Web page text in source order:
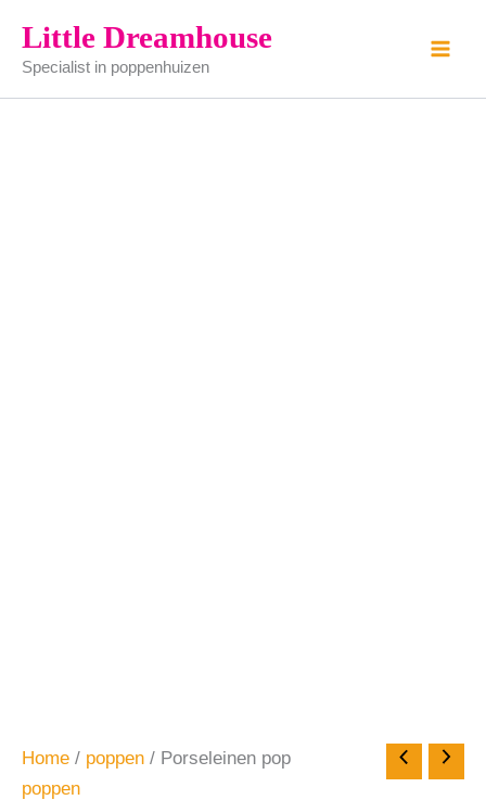
naar
inhoud
Little Dreamhouse
Specialist in poppenhuizen
Home / poppen / Porseleinen pop
poppen
pop
aantal